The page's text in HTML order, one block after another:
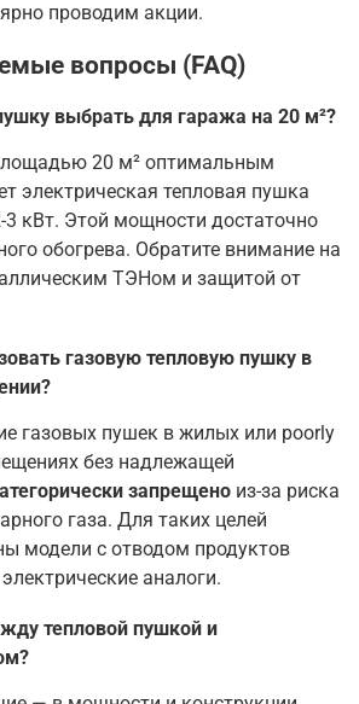
проводим акции.
вопросы (FAQ)
выбрать для гаража на 20 м²?
20 м² оптимальным
электрическая тепловая пушка
кВт. Этой мощности достаточно
обогрева. Обратите внимание на
ТЭНом и защитой от
газовую тепловую пушку в
газовых пушек в жилых или poorly
без надлежащей
запрещено из-за риска
газа. Для таких целей
модели с отводом продуктов
аналоги.
тепловой пушкой и